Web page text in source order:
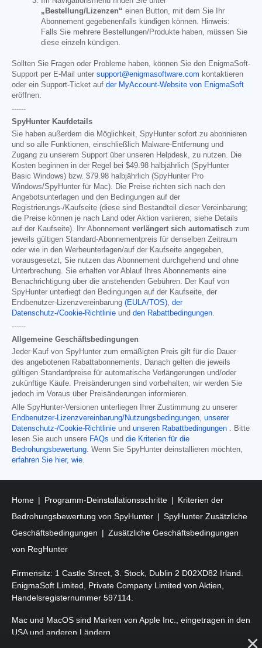
„Bestellung/Lizenzen“ einen Button, mit dem Sie Ihr
Abonnement gegebenenfalls kündigen können. Hinweis:
Falls Sie mehrere Bestellungen/Produkte haben, müssen Sie
diese einzeln kündigen.
Sollten Sie Fragen oder Probleme haben, können Sie den EnigmaSoft-
Support per E-Mail unter support@enigmasoftware.com kontaktieren
oder ein Support-Ticket auf der MyAccount-Website von EnigmaSoft
eröffnen.
------
SpyHunter Kaufdetails
Sie haben außerdem die Möglichkeit, SpyHunter sofort zu abonnieren
und so alle Funktionen, einschließlich Malware-Entfernung und
Zugang zu unserem Support über unseren Helpdesk, zu nutzen. Die
Kosten beginnen in der Regel bei $49.98 halbjährlich (SpyHunter
Basic Windows) bzw. $79.98 halbjährlich (SpyHunter Pro
Windows/SpyHunter für Mac). Die Preise richten sich nach den
Angebotsunterlagen und den Bedingungen auf der
Registrierungs-/Kaufseite (diese sind Bestandteil dieser Vereinbarung;
die Preise können je nach Land oder Aktion variieren; siehe Details
auf der Kaufseite). Ihr Abonnement verlängert sich automatisch zum
jeweils gültigen Standard-Abonnementpreis für denselben Zeitraum
oder wie in den Werbeunterlagen/auf der Kaufseite angegeben,
vorausgesetzt, Sie nutzen das Abonnement durchgehend und ohne
Unterbrechung. Sie erhalten vor Ablauf Ihres Abonnements eine
Benachrichtigung über die anstehenden Gebühren. Der Kauf von
SpyHunter unterliegt den Bedingungen auf der Kaufseite, der
Endbenutzer-Lizenzvereinbarung (EULA/TOS), der
Datenschutz-/Cookie-Richtlinie und den Rabattbedingungen.
------
Allgemeine Geschäftsbedingungen
Jeder Kauf von SpyHunter zum ermäßigten Preis gilt für die Dauer
des angebotenen Rabattabonnements. Danach gelten die jeweils
gültigen Standardpreise für automatische Verlängerungen und/oder
zukünftige Käufe. Preisänderungen sind vorbehalten; wir werden Sie
jedoch im Voraus über Preisänderungen informieren.
Alle SpyHunter-Versionen unterliegen Ihrer Zustimmung zu unserer
Endbenutzer-Lizenzvereinbarung/Nutzungsbedingungen, unserer
Datenschutz-/Cookie-Richtlinie und unseren Rabattbedingungen . Bitte
lesen Sie auch unsere FAQs und die Kriterien für die
Bedrohungsbewertung. Wenn Sie SpyHunter deinstallieren möchten,
erfahren Sie hier, wie.
Home Programm-Deinstallationsschritte
Kriterien der
Bedrohungsbewertung von SpyHunter
SpyHunter Zusätzliche
Geschäftsbedingungen
Zusätzliche Geschäftsbedingungen
von RegHunter
Firmensitz: 1 Castle Street, 3. Stock, Dublin 2 D02XD82 Irland.
EnigmaSoft Limited, Private Company Limited von Aktien,
Handelsregisternummer 597114.
Mac und MacOS sind Marken von Apple Inc., eingetragen in den
USA und anderen Ländern.